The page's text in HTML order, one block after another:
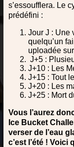
s’essoufflera. Le
prédéfini :
Jour J : Une
quelqu’un
uploadée
J+5 :
J+10 : Les
J+15 : Tout
J+20 : Les
J+25 : Mort
Vous l’aurez
Ice Bucket
verser de l’eau
c’est l’été !